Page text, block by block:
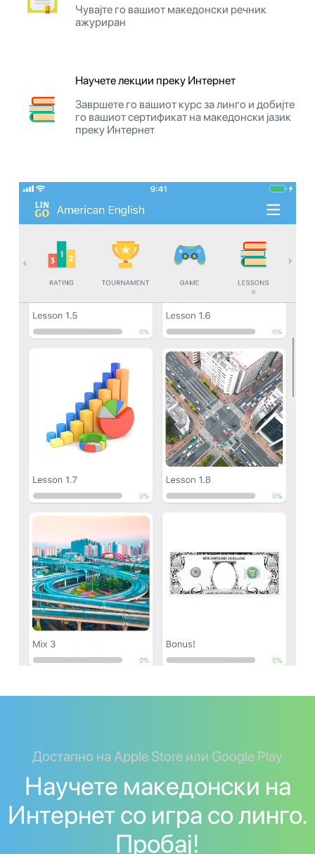
Чувајте го вашиот македонски речник
ажуриран
Научете лекции преку Интернет
Завршете го вашиот курс за линго и добијте
го вашиот сертификат на македонски јазик
преку Интернет
Достапно на Apple Store или Google Play
Научете македонски на
Интернет со игра со линго.
Пробај!